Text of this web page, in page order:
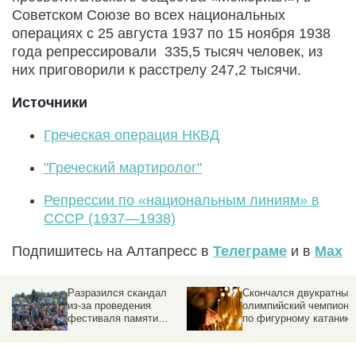
Советском Союзе во всех национальных
операциях с 25 августа 1937 по 15 ноября 1938
года репрессировали 335,5 тысяч человек, из
них приговорили к расстрелу 247,2 тысячи.
Источники
Греческая операция НКВД
"Греческий мартиролог"
Репрессии по «национальным линиям» в
СССР (1937—1938)
Подпишитесь на Алтапресс в Телеграме и в Max
Разразился скандал
из-за проведения
фестиваля памяти
Скончался двукратный
олимпийский чемпион
по фигурному катанию